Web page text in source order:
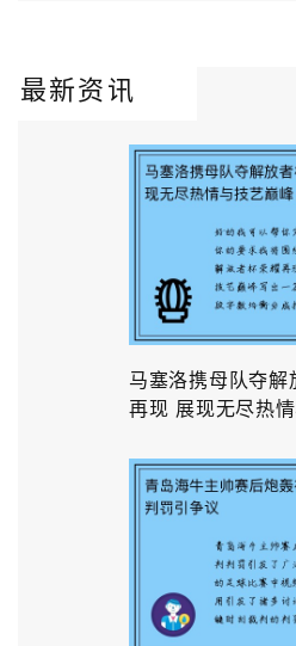
最新资讯
马塞洛携母队夺解
再现 展现无尽热